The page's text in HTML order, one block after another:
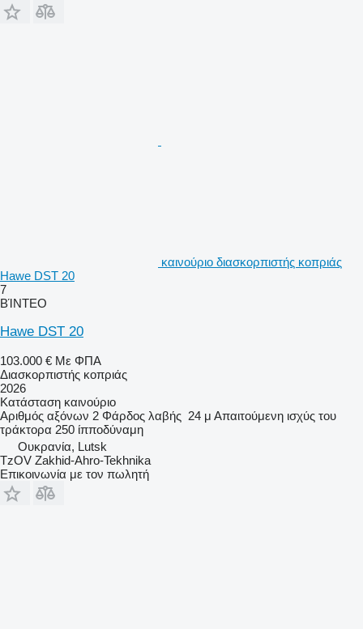
καινούριο διασκορπιστής κοπριάς
Hawe DST 20
7
ΒΊΝΤΕΟ
Hawe DST 20
103.000 € Με ΦΠΑ
Διασκορπιστής κοπριάς
2026
Κατάσταση καινούριο
Αριθμός αξόνων 2 Φάρδος λαβής 24 μ Απαιτούμενη ισχύς του
τράκτορα 250 ίπποδύναμη
Ουκρανία, Lutsk
TzOV Zakhid-Ahro-Tekhnika
Επικοινωνία με τον πωλητή